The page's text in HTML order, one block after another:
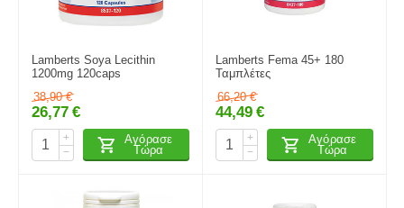
Lamberts Soya Lecithin
1200mg 120caps
38,90 €
26,77 €
+
−
Αγόρασε
Τώρα
Lamberts Fema 45+ 180
Ταμπλέτες
66,20 €
44,49 €
+
−
Αγόρασε
Τώρα